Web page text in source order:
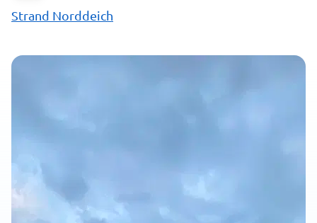
Strand Norddeich